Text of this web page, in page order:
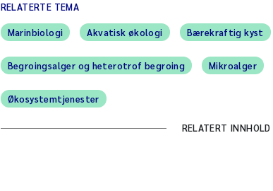
RELATERTE TEMA
Marinbiologi Akvatisk økologi Bærekraftig kyst
Begroingsalger og heterotrof begroing Mikroalger
Økosystemtjenester
RELATERT INNHOLD